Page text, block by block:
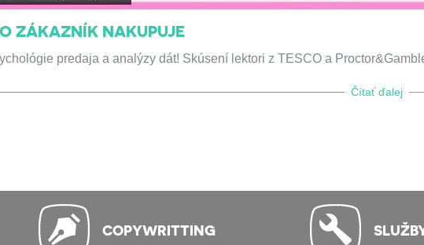
ZÁKAZNÍK NAKUPUJE
predaja a analýzy dát! Skúsení lektori z TESCO a
Čítať ďalej
COPYWRITTING